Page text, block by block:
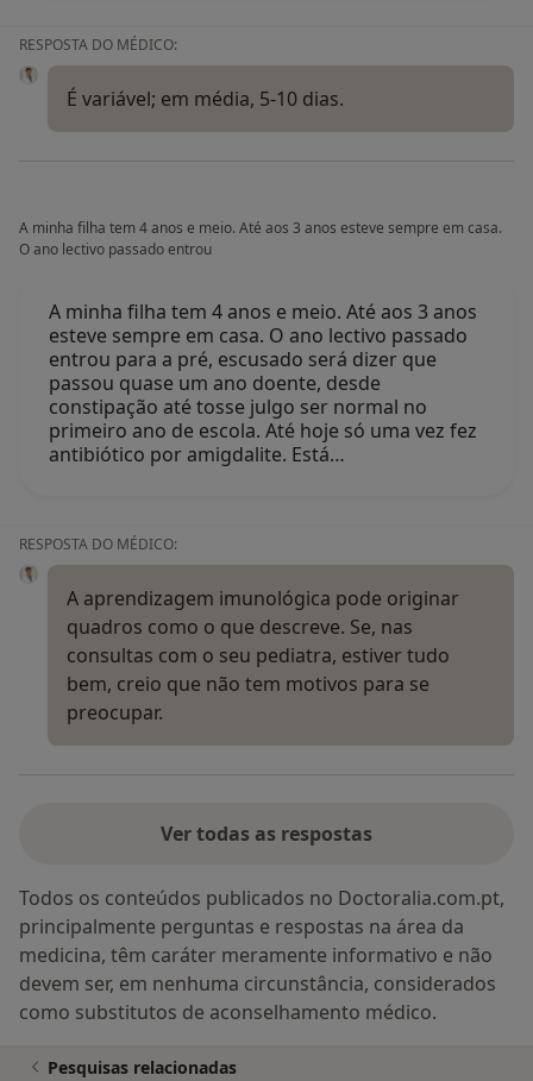
RESPOSTA DO MÉDICO:
É variável; em média, 5-10 dias.
A minha filha tem 4 anos e meio. Até aos 3 anos esteve sempre em casa.
O ano lectivo passado entrou
A minha filha tem 4 anos e meio. Até aos 3 anos
esteve sempre em casa. O ano lectivo passado
entrou para a pré, escusado será dizer que
passou quase um ano doente, desde
constipação até tosse julgo ser normal no
primeiro ano de escola. Até hoje só uma vez fez
antibiótico por amigdalite. Está…
RESPOSTA DO MÉDICO:
A aprendizagem imunológica pode originar
quadros como o que descreve. Se, nas
consultas com o seu pediatra, estiver tudo
bem, creio que não tem motivos para se
preocupar.
Ver todas as respostas
Todos os conteúdos publicados no Doctoralia.com.pt,
principalmente perguntas e respostas na área da
medicina, têm caráter meramente informativo e não
devem ser, em nenhuma circunstância, considerados
como substitutos de aconselhamento médico.
Pesquisas relacionadas